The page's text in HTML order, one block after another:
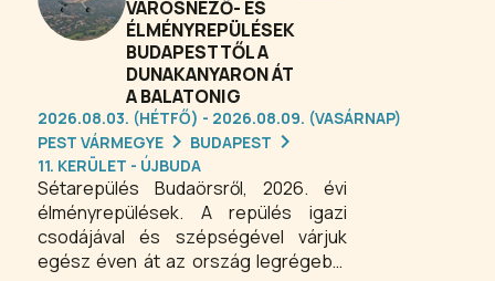
hozni, nyugodtabb és energikusabb
lesz.
VÁROSNÉZŐ- ÉS
ÉLMÉNYREPÜLÉSEK
BUDAPESTTŐL A
DUNAKANYARON ÁT
A BALATONIG
2026.08.03. (HÉTFŐ) - 2026.08.09. (VASÁRNAP)
PEST VÁRMEGYE
BUDAPEST
11. KERÜLET - ÚJBUDA
Sétarepülés Budaörsről, 2026. évi
élményrepülések. A repülés igazi
csodájával és szépségével várjuk
egész éven át az ország legrégebbi